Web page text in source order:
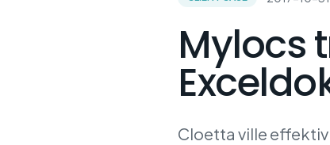
Mylocs
Cloetta ville